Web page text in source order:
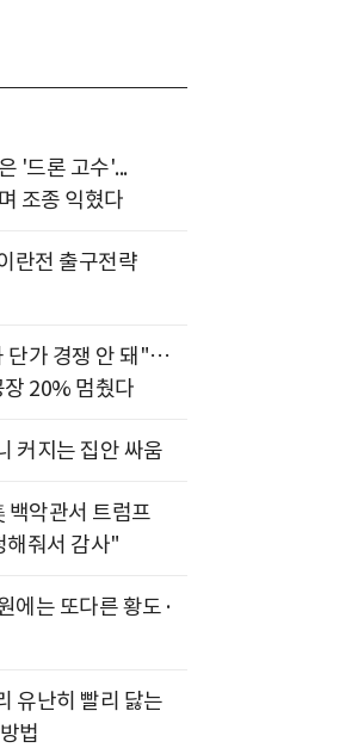
'드론 고수'...
조종 익혔다
란전 출구전략
단가 경쟁 안 돼"…
20% 멈췄다
커지는 집안 싸움
백악관서 트럼프
해줘서 감사"
에는 또다른 황도·
유난히 빨리 닳는
법